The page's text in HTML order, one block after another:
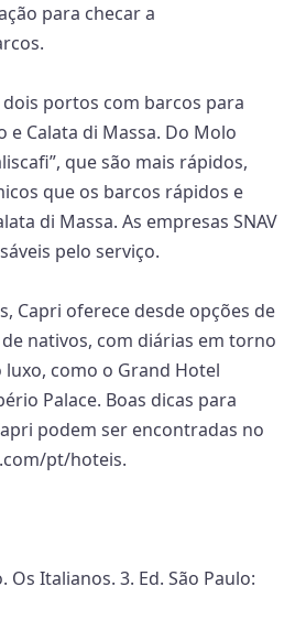
para checar a
dois portos com barcos para
e Calata di Massa. Do Molo
que são mais rápidos,
que os barcos rápidos e
di Massa. As empresas SNAV
pelo serviço.
Capri oferece desde opções de
nativos, com diárias em torno
luxo, como o Grand Hotel
Palace. Boas dicas para
podem ser encontradas no
pt/hoteis.
Os Italianos. 3. Ed. São Paulo: